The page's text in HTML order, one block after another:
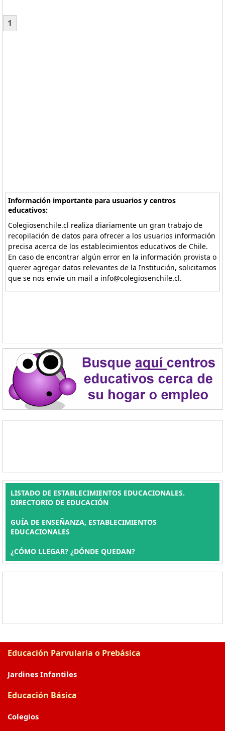
1
Información importante para usuarios y centros
educativos:
Colegiosenchile.cl realiza diariamente un gran trabajo de
recopilación de datos para ofrecer a los usuarios información
precisa acerca de los establecimientos educativos de Chile.
En caso de encontrar algún error en la información provista o
querer agregar datos relevantes de la Institución, solicitamos
que se nos envíe un mail a info@colegiosenchile.cl.
LISTADO DE ESTABLECIMIENTOS EDUCACIONALES.
DIRECTORIO DE EDUCACIÓN
GUÍA DE ENSEÑANZA, ESTABLECIMIENTOS
EDUCACIONALES
¿CÓMO LLEGAR? ¿DÓNDE QUEDAN?
Educación Parvularia o Prebásica
Jardines Infantiles
Educación Básica
Colegios